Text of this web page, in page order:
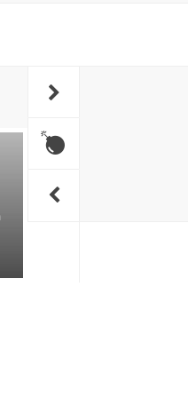
Die Rolle von Eis in